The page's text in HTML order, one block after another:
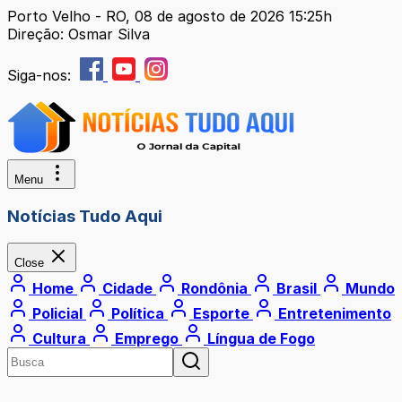
Porto Velho - RO, 08 de agosto de 2026 15:25h
Direção: Osmar Silva
Siga-nos:
Menu
Notícias Tudo Aqui
Close
Home Cidade Rondônia Brasil
Mundo
Policial
Política Esporte
Entretenimento
Cultura
Emprego Língua de Fogo